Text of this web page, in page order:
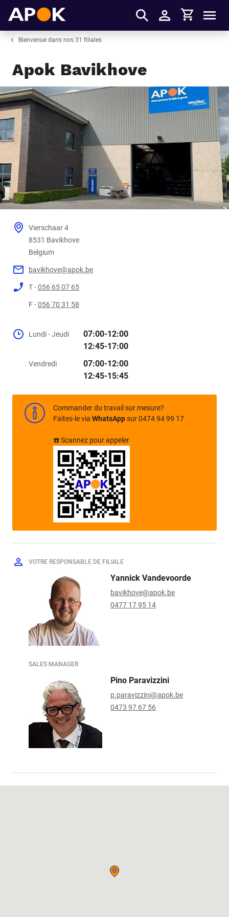
S'identifier
Panier
Bienvenue dans nos 31 filiales
Apok Bavikhove
8531
Belgium
bavikhove@apok.be
T -056 65 07 65
F -056 70 31 58
Lundi - Jeudi
07:00-12:00
12:45-17:00
Vendredi
07:00-12:00
12:45-15:45
Commander du travail sur mesure?
Faites-le via WhatsAppsur 0474 94 99 17
☎️ Scannez pour appeler
VOTRE RESPONSABLE DE FILIALE
Yannick Vandevoorde
bavikhove@apok.be
0477 17 95 14
SALES MANAGER
Pino Paravizzini
p.paravizzini@apok.be
0473 97 67 56